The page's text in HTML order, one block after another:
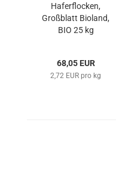
Haferflocken,
Großblatt Bioland,
BIO 25 kg
68,05 EUR
2,72 EUR pro kg